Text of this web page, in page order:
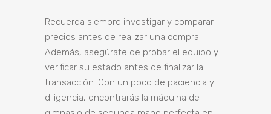
Recuerda siempre investigar y comparar
precios antes de realizar una compra.
Además, asegúrate de probar el equipo y
verificar su estado antes de finalizar la
transacción. Con un poco de paciencia y
diligencia, encontrarás la máquina de